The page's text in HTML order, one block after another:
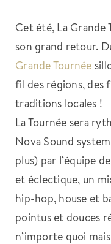
Cet été, La Grande
son grand retour.
Grande Tournée
fil des régions, des
traditions locales !
La Tournée sera
Nova Sound
plus) par l’équipe
et éclectique, un
hip-hop, house et
pointus et douces
n’importe quoi